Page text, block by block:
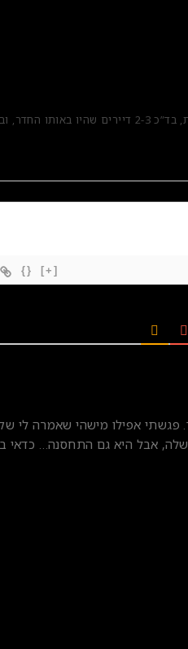
לא היו הדבקות המוניות, בד”כ 2-3
{} [+]
אבל היא גם התחסנה… כדאי